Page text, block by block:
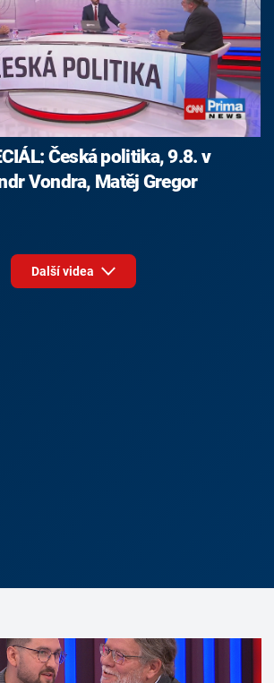
Česká politika, 9.8. v
Vondra, Matěj Gregor
Další videa